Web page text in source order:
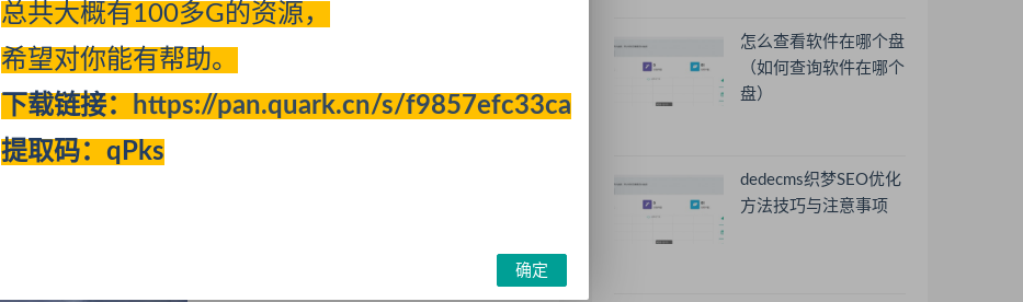
怎么查看软件在哪个盘
（如何查询软件在哪个
盘）
dedecms织梦SEO优化
方法技巧与注意事项
总共大概有100多G的资源，
希望对你能有帮助。
下载链接：
https://pan.quark.cn/s/f9857efc33ca
提取码：qPks
确定